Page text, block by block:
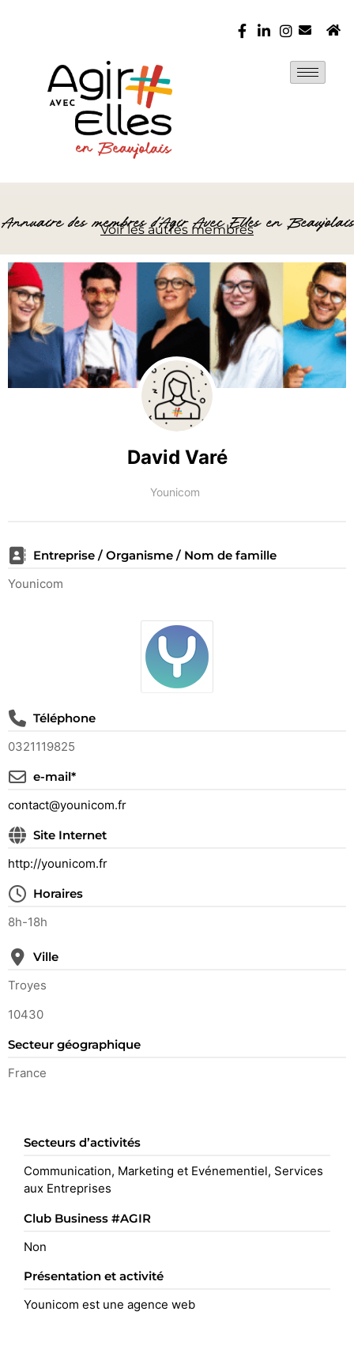
Annuaire des membres d’Agir Avec Elles en Beaujolais
Voir les autres membres
David Varé
Younicom
Entreprise / Organisme / Nom de famille
Younicom
Téléphone
0321119825
e-mail*
contact@younicom.fr
Site Internet
http://younicom.fr
Horaires
8h-18h
Ville
Troyes
10430
Secteur géographique
France
Secteurs d’activités
Communication, Marketing et Evénementiel, Services
aux Entreprises
Club Business #AGIR
Non
Présentation et activité
Younicom est une agence web